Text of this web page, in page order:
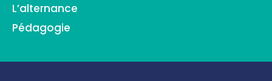
L’alternance
Pédagogie